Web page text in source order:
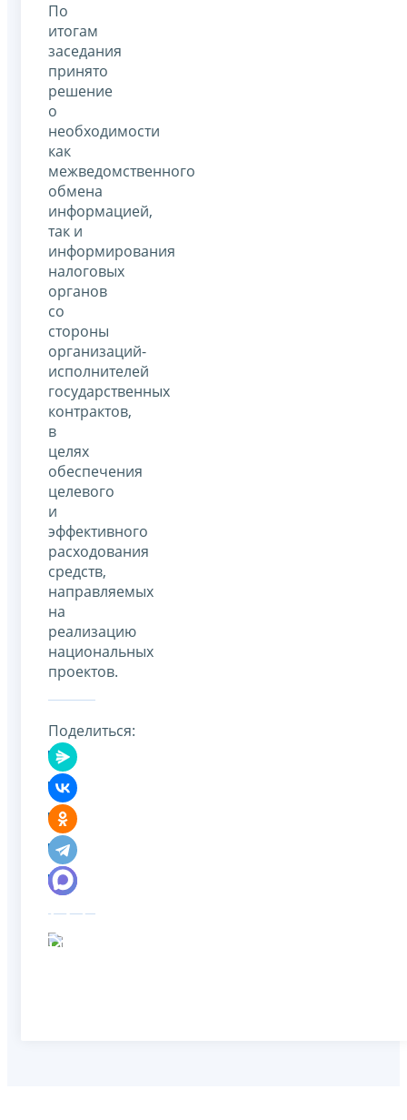
По
итогам
заседания
принято
решение
о
необходимости
как
межведомственного
обмена
информацией,
так и
информирования
налоговых
органов
со
стороны
организаций-
исполнителей
государственных
контрактов,
в
целях
обеспечения
целевого
и
эффективного
расходования
средств,
направляемых
на
реализацию
национальных
проектов.
Поделиться: